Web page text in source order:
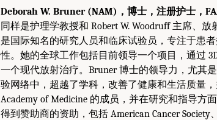
Deborah W. Bruner (NAM)，博士，注册护士，
同样是护理学教授和 Robert W. Woodruff 主席、
是国际知名的研究人员和临床试验员，专注于患
性。她的全球工作包括目前领导一个项目，通过
一个现代放射治疗。Bruner 博士的领导力，尤其
验网络中，超越了学科，改善了健康和生活质量
Academy of Medicine 的成员，并在研究和指导方
得到赞助商的资助，包括 American Cancer Society